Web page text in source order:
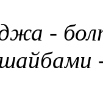
-